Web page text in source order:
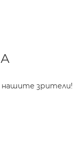
нашите зрители!